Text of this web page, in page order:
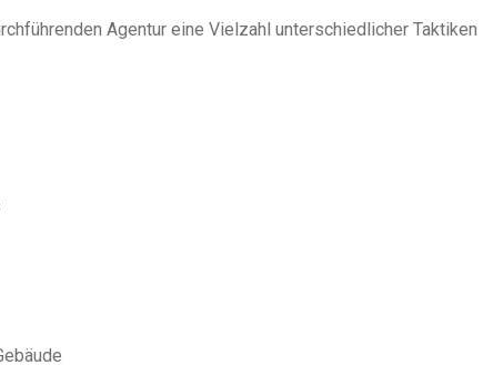
Agentur eine Vielzahl unterschiedlicher Taktiken